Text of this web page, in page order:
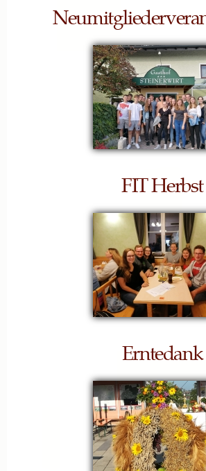
FIT Herbst
Erntedank